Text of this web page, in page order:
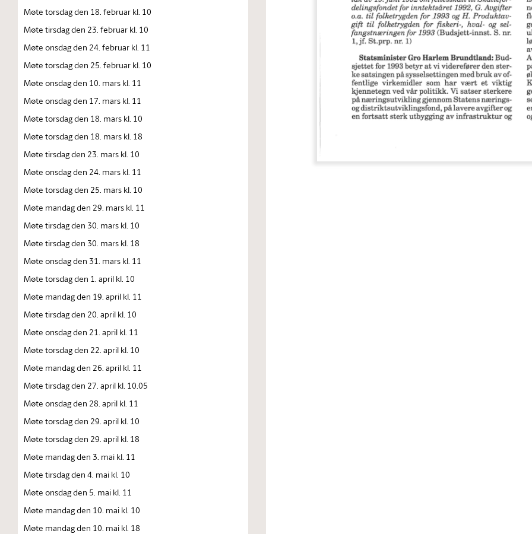
Møte torsdag den 18. februar kl. 10
Møte tirsdag den 23. februar kl. 10
Møte onsdag den 24. februar kl. 11
Møte torsdag den 25. februar kl. 10
Møte onsdag den 10. mars kl. 11
Møte onsdag den 17. mars kl. 11
Møte torsdag den 18. mars kl. 10
Møte torsdag den 18. mars kl. 18
Møte tirsdag den 23. mars kl. 10
Møte onsdag den 24. mars kl. 11
Møte torsdag den 25. mars kl. 10
Møte mandag den 29. mars kl. 11
Møte tirsdag den 30. mars kl. 10
Møte tirsdag den 30. mars kl. 18
Møte onsdag den 31. mars kl. 11
Møte torsdag den 1. april kl. 10
Møte mandag den 19. april kl. 11
Møte tirsdag den 20. april kl. 10
Møte onsdag den 21. april kl. 11
Møte torsdag den 22. april kl. 10
Møte mandag den 26. april kl. 11
Møte tirsdag den 27. april kl. 10.05
Møte onsdag den 28. april kl. 11
Møte torsdag den 29. april kl. 10
Møte torsdag den 29. april kl. 18
Møte mandag den 3. mai kl. 11
Møte tirsdag den 4. mai kl. 10
Møte onsdag den 5. mai kl. 11
Møte mandag den 10. mai kl. 10
Møte mandag den 10. mai kl. 18